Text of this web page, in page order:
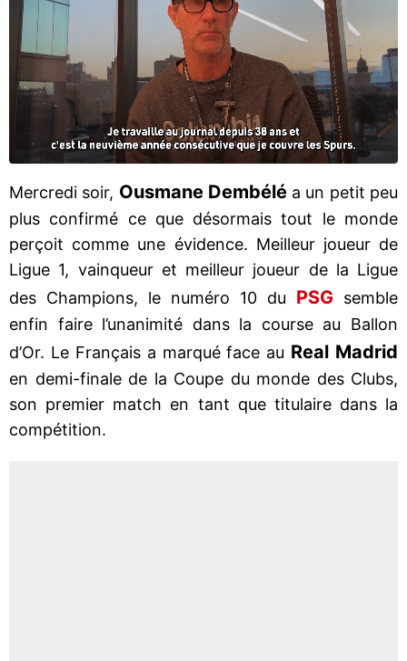
Mercredi soir, Ousmane Dembéléa un petit peu
plus confirmé ce que désormais tout le monde
perçoit comme une évidence. Meilleur joueur de
Ligue 1, vainqueur et meilleur joueur de la Ligue
des Champions, le numéro 10 du PSG semble
enfin faire l’unanimité dans la course au Ballon
d’Or. Le Français a marqué face au Real Madrid
en demi-finale de la Coupe du monde des Clubs,
son premier match en tant que titulaire dans la
compétition.